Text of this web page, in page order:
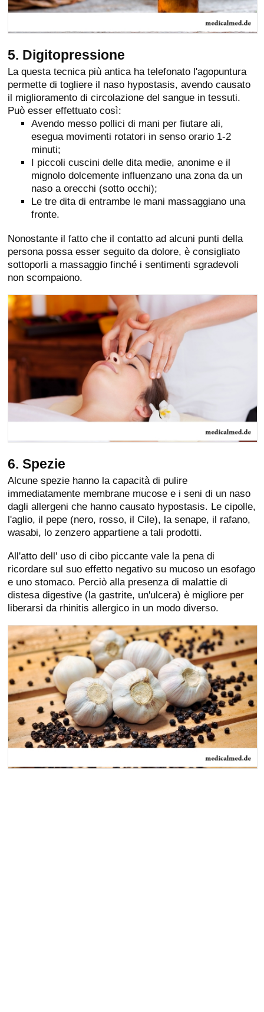
5. Digitopressione
La questa tecnica più antica ha telefonato l'agopuntura
permette di togliere il naso hypostasis, avendo causato
il miglioramento di circolazione del sangue in tessuti.
Può esser effettuato così:
Avendo messo pollici di mani per fiutare ali,
esegua movimenti rotatori in senso orario 1-2
minuti;
I piccoli cuscini delle dita medie, anonime e il
mignolo dolcemente influenzano una zona da un
naso a orecchi (sotto occhi);
Le tre dita di entrambe le mani massaggiano una
fronte.
Nonostante il fatto che il contatto ad alcuni punti della
persona possa esser seguito da dolore, è consigliato
sottoporli a massaggio finché i sentimenti sgradevoli
non scompaiono.
6. Spezie
Alcune spezie hanno la capacità di pulire
immediatamente membrane mucose e i seni di un naso
dagli allergeni che hanno causato hypostasis. Le cipolle,
l'aglio, il pepe (nero, rosso, il Cile), la senape, il rafano,
wasabi, lo zenzero appartiene a tali prodotti.
All'atto dell' uso di cibo piccante vale la pena di
ricordare sul suo effetto negativo su mucoso un esofago
e uno stomaco. Perciò alla presenza di malattie di
distesa digestive (la gastrite, un'ulcera) è migliore per
liberarsi da rhinitis allergico in un modo diverso.